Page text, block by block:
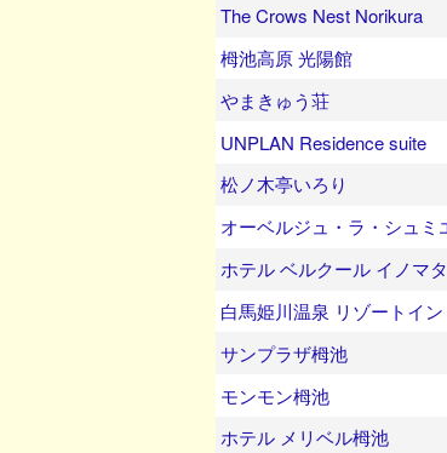
The Crows Nest Norikura
栂池高原 光陽館
やまきゅう荘
UNPLAN Residence suite
松ノ木亭いろり
オーベルジュ・ラ・シュミ
ホテル ベルクール イノマタ
白馬姫川温泉 リゾートイ
サンプラザ栂池
モンモン栂池
ホテル メリベル栂池